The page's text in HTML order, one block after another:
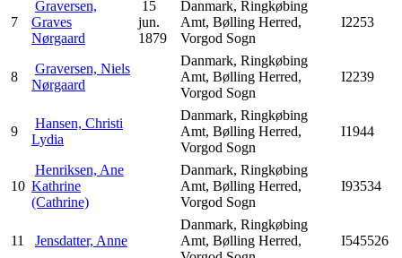
7
Graversen,
Graves
Nørgaard
15
jun.
1879
Danmark, Ringkøbing
Amt, Bølling Herred,
Vorgod Sogn
I2253
8
Graversen, Niels
Nørgaard
Danmark, Ringkøbing
Amt, Bølling Herred,
Vorgod Sogn
I2239
9
Hansen, Christi
Lydia
Danmark, Ringkøbing
Amt, Bølling Herred,
Vorgod Sogn
I1944
10
Henriksen, Ane
Kathrine
(Cathrine)
Danmark, Ringkøbing
Amt, Bølling Herred,
Vorgod Sogn
I93534
11 Jensdatter, Anne
Danmark, Ringkøbing
Amt, Bølling Herred,
I545526